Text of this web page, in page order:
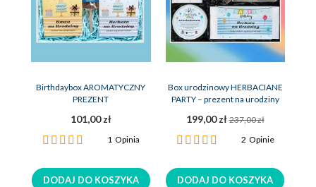
Birthdaybox AROMATYCZNY
PREZENT
101,00 zł
Ocena:
1 Opinia
DODAJ DO KOSZYKA
Box urodzinowy HERBACIANE
PARTY – prezent na urodziny
199,00 zł 237,00 zł
Ocena:
2 Opinie
DODAJ DO KOSZYKA